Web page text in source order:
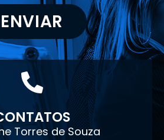
ENVIAR
Torres de Souza